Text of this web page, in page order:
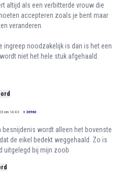
altijd als een verbitterde vrouw die
accepteren zoals je bent maar
veranderen.
ingreep noodzakelijk is dan is het een
niet het hele stuk afgehaald.
om 14:43 + 36960
besnijdenis wordt alleen het bovenste
de eikel bedekt weggehaald. Zo is
uitgelegd bij mijn zoob